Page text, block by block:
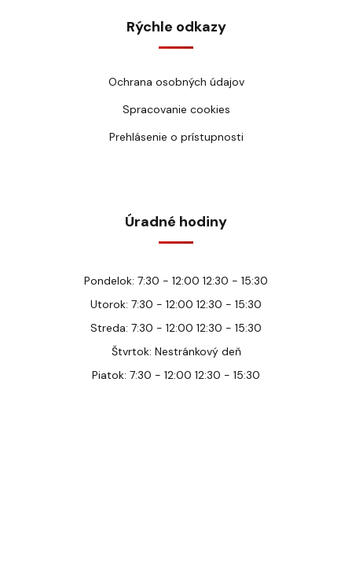
Rýchle odkazy
Ochrana osobných údajov
Spracovanie cookies
Prehlásenie o prístupnosti
Úradné hodiny
Pondelok: 7:30 - 12:00 12:30 - 15:30
Utorok: 7:30 - 12:00 12:30 - 15:30
Streda: 7:30 - 12:00 12:30 - 15:30
Štvrtok: Nestránkový deň
Piatok: 7:30 - 12:00 12:30 - 15:30